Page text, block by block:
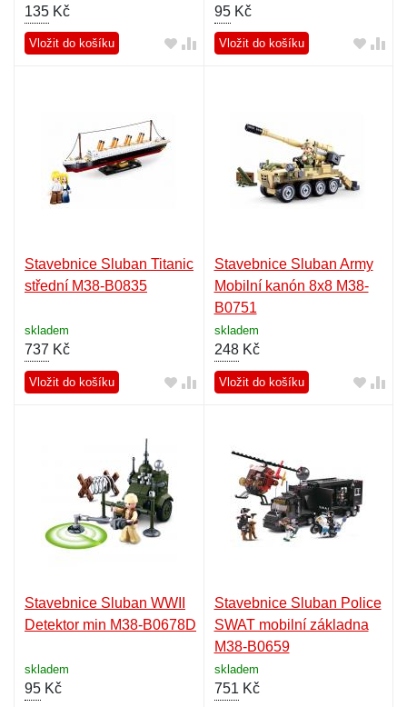
135 Kč
Vložit do košíku
95Kč
Vložit do košíku
Stavebnice Sluban Titanic
střední M38-B0835
skladem
737 Kč
Vložit do košíku
Stavebnice Sluban Army
Mobilní kanón 8x8 M38-
B0751
skladem
248Kč
Vložit do košíku
Stavebnice Sluban WWII
Detektor min M38-B0678D
skladem
95 Kč
Stavebnice Sluban Police
SWAT mobilní základna
M38-B0659
skladem
751 Kč